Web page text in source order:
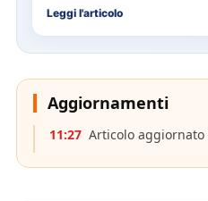
Leggi l'articolo
Aggiornamenti
11:27 Articolo